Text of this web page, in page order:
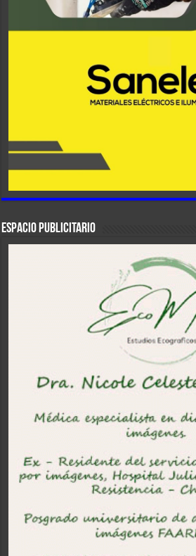
ESPACIO PUBLICITARIO